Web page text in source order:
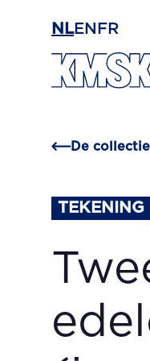
NLEN FR
De collectie
TEKENING